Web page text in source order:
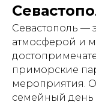
Севастополь —
атмосферой и
приморские
мероприятия.
семейный день